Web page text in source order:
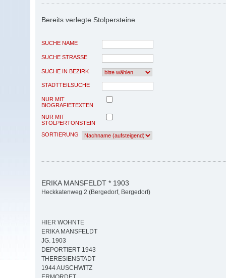
Bereits verlegte Stolpersteine
SUCHE NAME
SUCHE STRASSE
SUCHE IN BEZIRK
STADTTEILSUCHE
NUR MIT
BIOGRAFIETEXTEN
NUR MIT
STOLPERTONSTEIN
SORTIERUNG
ERIKA MANSFELDT * 1903
Heckkatenweg 2 (Bergedorf, Bergedorf)
HIER WOHNTE
ERIKA MANSFELDT
JG. 1903
DEPORTIERT 1943
THERESIENSTADT
1944 AUSCHWITZ